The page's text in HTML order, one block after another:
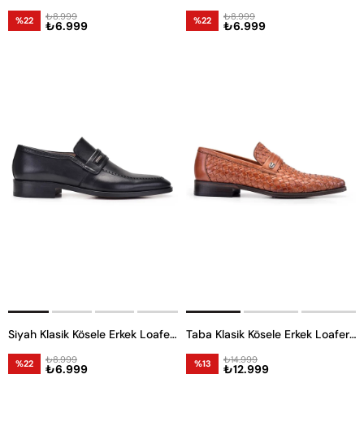
%22 ₺6.999
₺8.999 %22 ₺6.999
₺8.999
Siyah Klasik Kösele Erkek Loafer Ayakkabı
%22 ₺6.999
₺8.999
Taba Klasik Kösele Erkek Loafer Ayakkabı
%13 ₺12.999
₺14.999